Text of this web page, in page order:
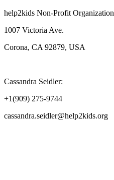
help2kids Non-Profit Organization
1007 Victoria Ave.
Corona, CA 92879, USA
Cassandra Seidler:
+1(909) 275-9744
cassandra.seidler@help2kids.org